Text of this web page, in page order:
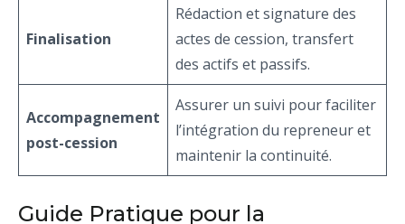
Finalisation
Rédaction et signature des
actes de cession, transfert
des actifs et passifs.
Accompagnement
post-cession
Assurer un suivi pour faciliter
l’intégration du repreneur et
maintenir la continuité.
Guide Pratique pour la